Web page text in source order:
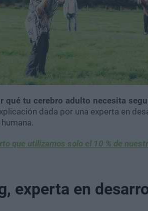
qué tu cerebro adulto necesita
dada por una experta en
que utilizamos solo el 10 % de
experta en